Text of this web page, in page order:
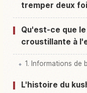
tremper deux
Qu'est-ce que
croustillante à
1. Informations de
L'histoire du